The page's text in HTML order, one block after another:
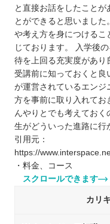
と直接お話をしたことが
とができると思いまし
や考え方を身につけるこ
じております。 入学後
待を上回る充実度があり
受講前に知っておくと良
が運営されているエンジ
方を事前に取り入れてお
んやりとでも考えてお
生がどういった進路に行
引用元：
https://
・料金、コース
スクロールできます
カリ